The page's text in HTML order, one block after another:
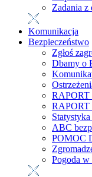
Zadania z
Komunikacja
Bezpieczeństwo
Zgłoś
Dbamy o
ABC
POMOC
Pogoda